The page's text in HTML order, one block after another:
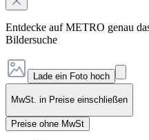
Entdecke auf METRO genau
Bildersuche
Lade ein Foto hoch
MwSt. in Preise einschließen
Preise ohne MwSt